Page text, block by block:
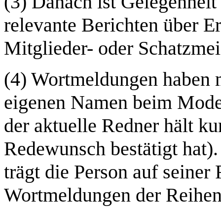
relevante Berichten über
Mitglieder- oder
(4) Wortmeldungen haben
eigenen Namen beim
der aktuelle Redner hält
Redewunsch bestätigt
trägt die Person auf
Wortmeldungen der